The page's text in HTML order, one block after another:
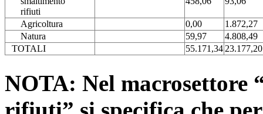
rifiuti
Agricoltura 0,00
1.872,27
Natura
59,97
4.808,49
TOTALI
55.171,3423.177,20
NOTA: Nel macrosettore